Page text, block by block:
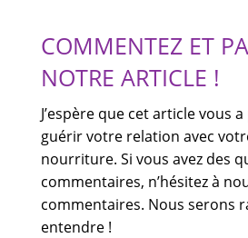
COMMENTEZ ET
NOTRE ARTICLE !
J’espère que cet article vous
guérir votre relation avec
nourriture. Si vous avez des
commentaires, n’hésitez à
commentaires. Nous serons
entendre !